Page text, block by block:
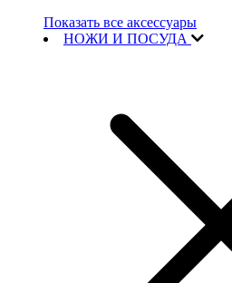
Показать все аксессуары
НОЖИ И ПОСУДА